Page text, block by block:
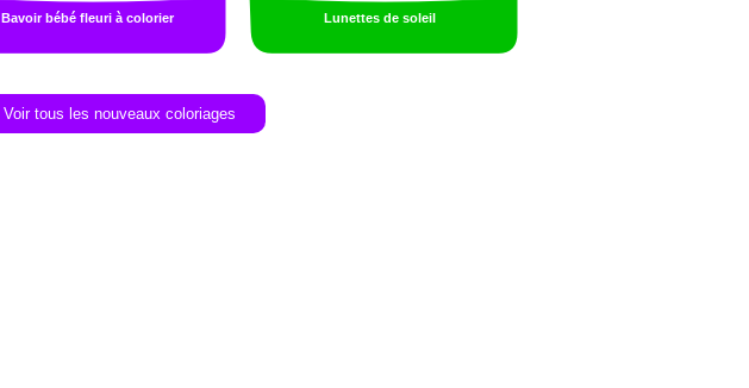
Bavoir bébé fleuri à colorier Lunettes de soleil
Voir tous les nouveaux coloriages